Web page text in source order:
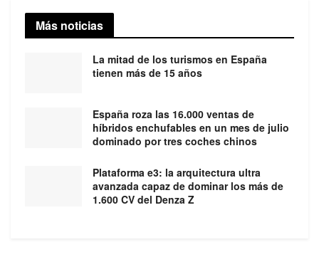
Más noticias
La mitad de los turismos en España
tienen más de 15 años
España roza las 16.000 ventas de
híbridos enchufables en un mes de julio
dominado por tres coches chinos
Plataforma e3: la arquitectura ultra
avanzada capaz de dominar los más de
1.600 CV del Denza Z